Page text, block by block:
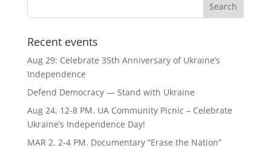
Recent events
Aug 29: Celebrate 35th Anniversary of Ukraine’s
Independence
Defend Democracy — Stand with Ukraine
Aug 24. 12-8 PM. UA Community Picnic – Celebrate
Ukraine’s Independence Day!
MAR 2. 2-4 PM. Documentary “Erase the Nation”